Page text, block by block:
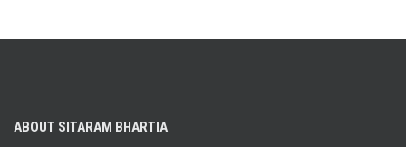
ABOUT SITARAM BHARTIA